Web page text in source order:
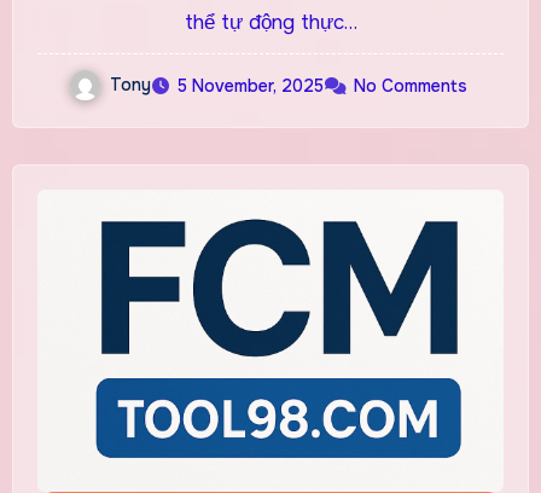
thể tự động thực…
Tony 5 November, 2025 No Comments